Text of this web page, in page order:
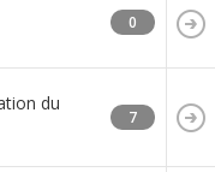
0
du
7